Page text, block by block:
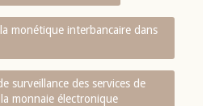
monétique interbancaire dans
surveillance des services de
monnaie électronique